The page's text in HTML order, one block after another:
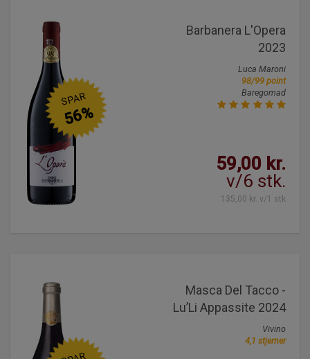
Barbanera L'Opera
2023
Luca Maroni
98/99 point
Baregomad
59,00 kr.
v/6 stk.
135,00 kr. v/1 stk
SPAR
56%
Masca Del Tacco -
Lu’Li Appassite 2024
Vivino
4,1 stjerner